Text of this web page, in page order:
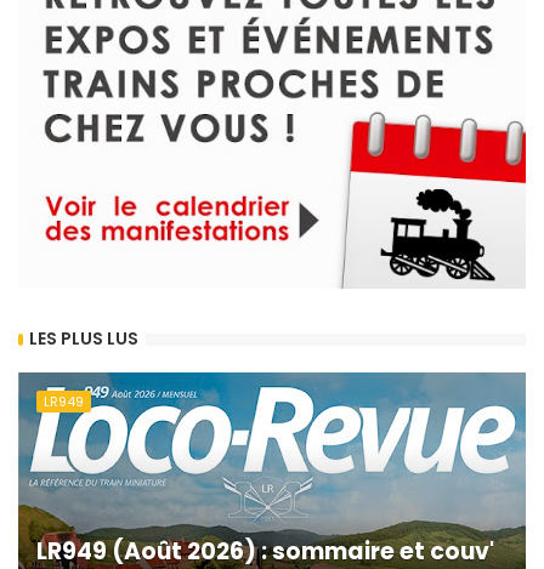
LES PLUS LUS
LR949
LR949 (Août 2026) : sommaire et couv'